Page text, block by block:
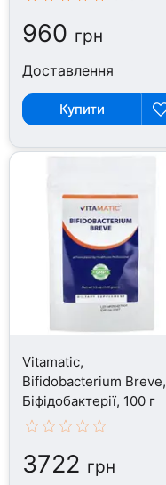
960 грн
Доставлення
Купити
Vitamatic,
Bifidobacterium Breve,
Біфідобактерії, 100 г
3722 грн